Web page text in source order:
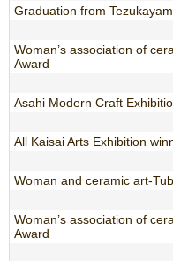
Graduation from
Woman’s association of
Award
Asahi Modern Craft
All Kaisai Arts Exhibition
Woman and ceramic art-
Woman’s association of
Award